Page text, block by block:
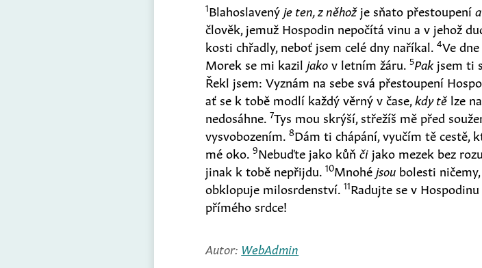
1Blahoslavený je ten, z něhožje sňato přestoupení
člověk, jemuž Hospodin nepočítá vinu a v jehož
kosti chřadly, neboť jsem celé dny naříkal.4Ve
Morek se mi kazil jakov letním žáru.5Pakjsem ti
Řekl jsem: Vyznám na sebe svá přestoupení
ať se k tobě modlí každý věrný v čase, kdy tě lze
nedosáhne.7Tys mou skrýší, střežíš mě před
vysvobozením.8Dám ti chápání, vyučím tě cestě,
mé oko.9Nebuďte jako kůňči jako mezek bez
jinak k tobě nepřijdu.10Mnohé jsou bolesti
obklopuje milosrdenství.11Radujte se v
přímého srdce!
Autor: WebAdmin